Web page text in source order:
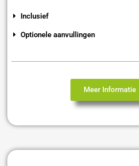
Inclusief
Optionele aanvullingen
Meer Informatie